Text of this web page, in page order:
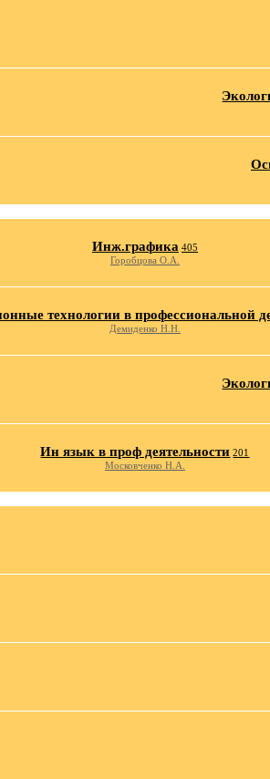
Инж.графика 405
Горобцова О.А.
технологии в профессиональной
Демиденко Н.Н.
Ин язык в проф деятельности 201
Московченко Н.А.